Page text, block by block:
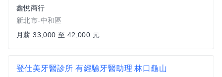
鑫悅商行
新北市-中和區
月薪 33,000 至 42,000 元
登仕美牙醫診所 有經驗牙醫助理 林口龜山